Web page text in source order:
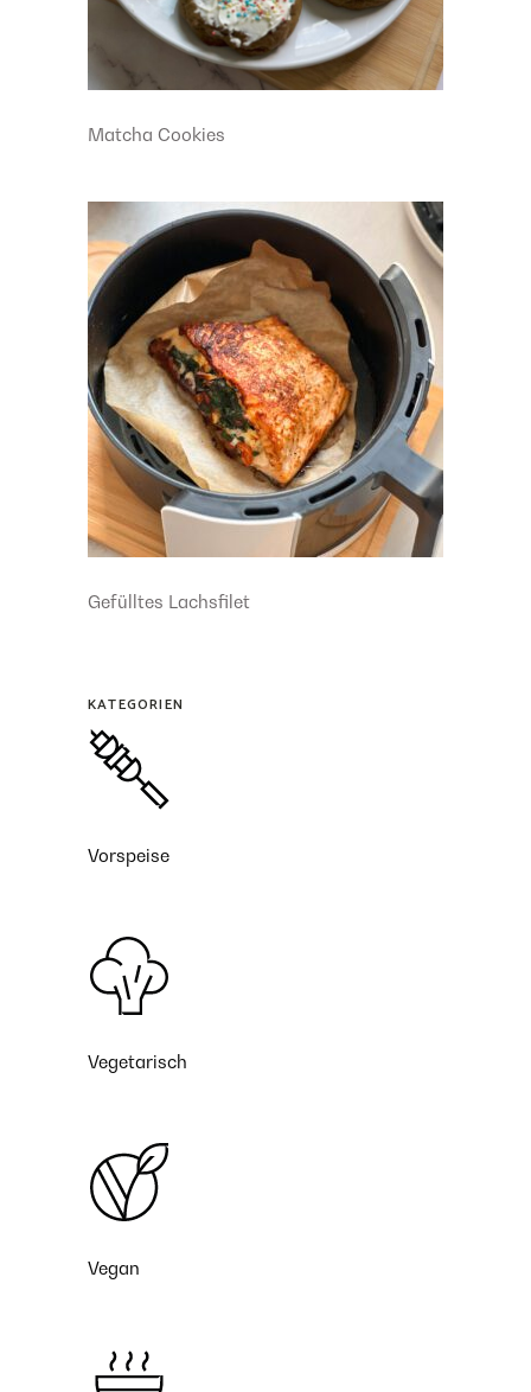
Matcha Cookies
Gefülltes Lachsfilet
KATEGORIEN
Vorspeise
Vegetarisch
Vegan